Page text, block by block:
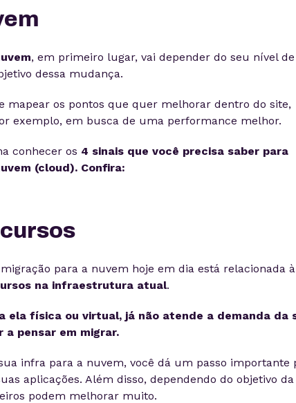
, em primeiro lugar, vai depender do seu nível de
dessa mudança.
mapear os pontos que quer melhorar dentro do site,
exemplo, em busca de uma performance melhor.
conhecer os 4 sinais que você precisa saber para
(cloud). Confira:
para a nuvem hoje em dia está relacionada à
na infraestrutura atual.
ela física ou virtual, já não atende a demanda da
a pensar em migrar.
infra para a nuvem, você dá um passo importante
aplicações. Além disso, dependendo do objetivo
podem melhorar muito.